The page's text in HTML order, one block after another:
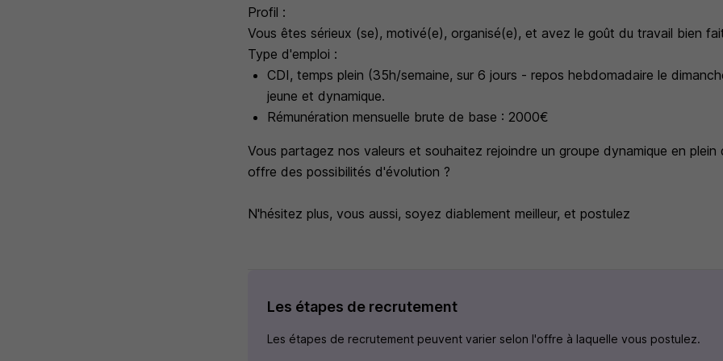
Profil :
Vous êtes sérieux (se), motivé(e), organisé(e), et avez le goût du travail bien
Type d'emploi :
CDI, temps plein (35h/semaine, sur 6 jours - repos hebdomadaire le
jeune et dynamique.
Rémunération mensuelle brute de base : 2000€
Vous partagez nos valeurs et souhaitez rejoindre un groupe dynamique en plein
offre des possibilités d'évolution ?
N'hésitez plus, vous aussi, soyez diablement meilleur, et postulez
Les étapes de recrutement
Les étapes de recrutement peuvent varier selon l'offre à laquelle vous postulez.